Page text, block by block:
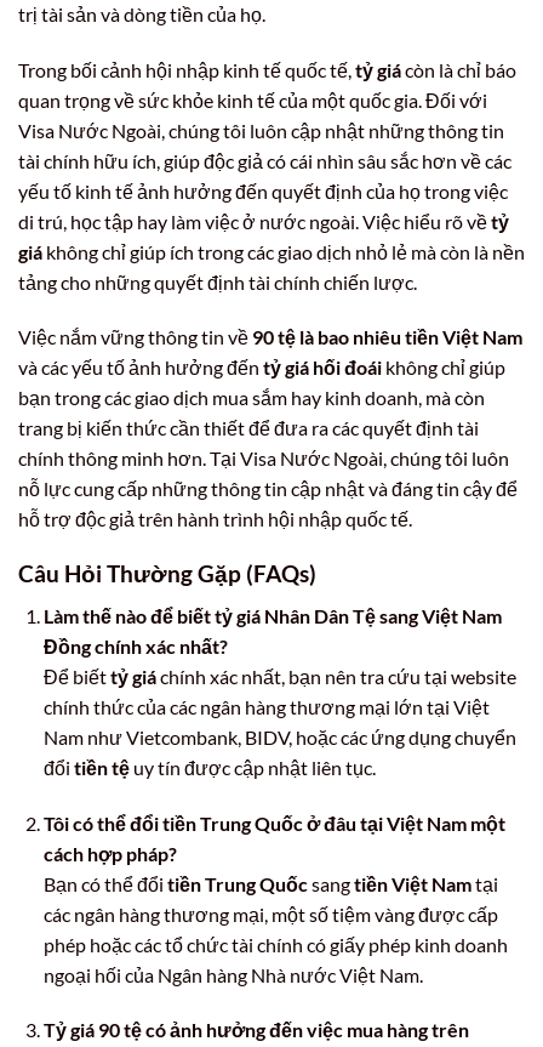
trị tài sản và dòng tiền của họ.
Trong bối cảnh hội nhập kinh tế quốc tế, tỷ giácòn là chỉ báo
quan trọng về sức khỏe kinh tế của một quốc gia. Đối với
Visa Nước Ngoài, chúng tôi luôn cập nhật những thông tin
tài chính hữu ích, giúp độc giả có cái nhìn sâu sắc hơn về các
yếu tố kinh tế ảnh hưởng đến quyết định của họ trong việc
di trú, học tập hay làm việc ở nước ngoài. Việc hiểu rõ vềtỷ
giá không chỉ giúp ích trong các giao dịch nhỏ lẻ mà còn là nền
tảng cho những quyết định tài chính chiến lược.
Việc nắm vững thông tin về 90 tệ là bao nhiêu tiền Việt Nam
và các yếu tố ảnh hưởng đến tỷ giá hối đoái không chỉ giúp
bạn trong các giao dịch mua sắm hay kinh doanh, mà còn
trang bị kiến thức cần thiết để đưa ra các quyết định tài
chính thông minh hơn. Tại Visa Nước Ngoài, chúng tôi luôn
nỗ lực cung cấp những thông tin cập nhật và đáng tin cậy để
hỗ trợ độc giả trên hành trình hội nhập quốc tế.
Câu Hỏi Thường Gặp (FAQs)
Làm thế nào để biết tỷ giá Nhân Dân Tệ sang Việt Nam
Đồng chính xác nhất?
Để biếttỷ giáchính xác nhất, bạn nên tra cứu tại website
chính thức của các ngân hàng thương mại lớn tại Việt
Nam như Vietcombank, BIDV, hoặc các ứng dụng chuyển
đổi tiền tệuy tín được cập nhật liên tục.
Tôi có thể đổi tiền Trung Quốc ở đâu tại Việt Nam một
cách hợp pháp?
Bạn có thể đổi tiền Trung Quốcsangtiền Việt Namtại
các ngân hàng thương mại, một số tiệm vàng được cấp
phép hoặc các tổ chức tài chính có giấy phép kinh doanh
ngoại hối của Ngân hàng Nhà nước Việt Nam.
Tỷ giá 90 tệ có ảnh hưởng đến việc mua hàng trên